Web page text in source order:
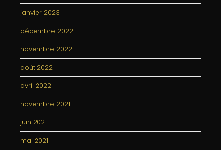
janvier 2023
décembre 2022
novembre 2022
août 2022
avril 2022
novembre 2021
juin 2021
mai 2021